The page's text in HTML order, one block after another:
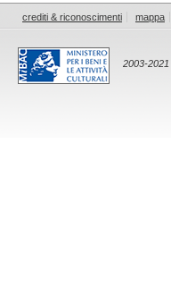
crediti & riconoscimenti mappa
2003-